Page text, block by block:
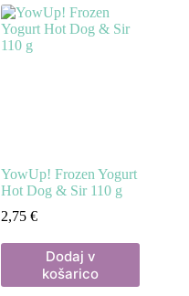
YowUp! Frozen Yogurt
Hot Dog & Sir 110 g
2,75€
Dodaj v
košarico